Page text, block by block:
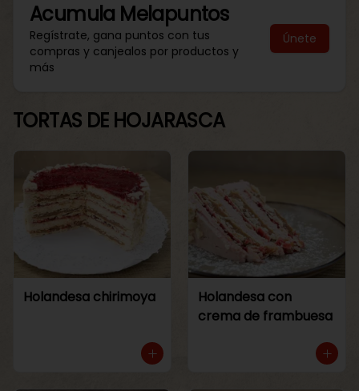
Acumula Melapuntos
Regístrate, gana puntos con tus
compras y canjealos por productos y
más
Únete
TORTAS DE HOJARASCA
Holandesa chirimoya
Holandesa con
crema de frambuesa